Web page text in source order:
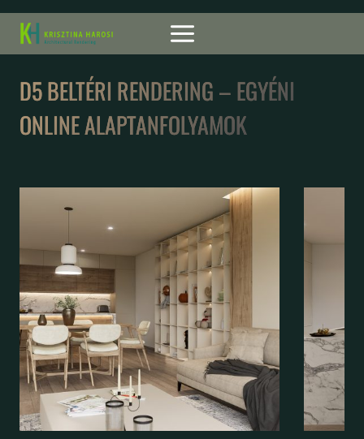
Skip
content
D5 BELTÉRI RENDERING – EGYÉNI
ONLINE ALAPTANFOLYAMOK